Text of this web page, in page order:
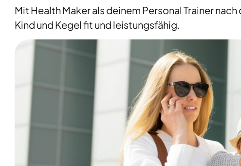
Mit Health Maker als deinem Personal Trainer
Kind und Kegel fit und leistungsfähig.